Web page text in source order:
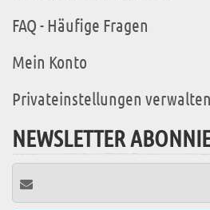
FAQ - Häufige Fragen
Mein Konto
Privateinstellungen verwalten
NEWSLETTER